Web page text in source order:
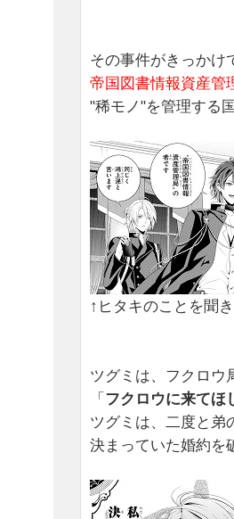
その事件がきっかけ
帝国図書情報資産
"稀モノ"を管理する
↑ヒタキのことを聞
ツグミは、フクロウ
「 フクロウに来てほ
ツグミは、二度と弟
決まっていた婚約を